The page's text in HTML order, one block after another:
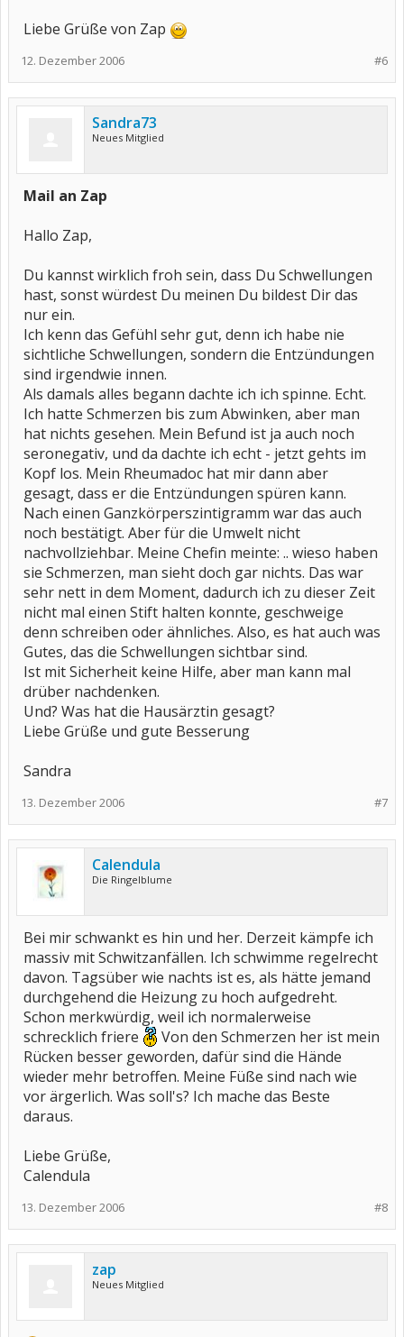
Liebe Grüße von Zap
#6
12. Dezember 2006
Sandra73
Neues Mitglied
Mail an Zap
Hallo Zap,
Du kannst wirklich froh sein, dass Du Schwellungen
hast, sonst würdest Du meinen Du bildest Dir das
nur ein.
Ich kenn das Gefühl sehr gut, denn ich habe nie
sichtliche Schwellungen, sondern die Entzündungen
sind irgendwie innen.
Als damals alles begann dachte ich ich spinne. Echt.
Ich hatte Schmerzen bis zum Abwinken, aber man
hat nichts gesehen. Mein Befund ist ja auch noch
seronegativ, und da dachte ich echt - jetzt gehts im
Kopf los. Mein Rheumadoc hat mir dann aber
gesagt, dass er die Entzündungen spüren kann.
Nach einen Ganzkörperszintigramm war das auch
noch bestätigt. Aber für die Umwelt nicht
nachvollziehbar. Meine Chefin meinte: .. wieso haben
sie Schmerzen, man sieht doch gar nichts. Das war
sehr nett in dem Moment, dadurch ich zu dieser Zeit
nicht mal einen Stift halten konnte, geschweige
denn schreiben oder ähnliches. Also, es hat auch was
Gutes, das die Schwellungen sichtbar sind.
Ist mit Sicherheit keine Hilfe, aber man kann mal
drüber nachdenken.
Und? Was hat die Hausärztin gesagt?
Liebe Grüße und gute Besserung
Sandra
#7
13. Dezember 2006
Calendula
Die Ringelblume
Bei mir schwankt es hin und her. Derzeit kämpfe ich
massiv mit Schwitzanfällen. Ich schwimme regelrecht
davon. Tagsüber wie nachts ist es, als hätte jemand
durchgehend die Heizung zu hoch aufgedreht.
Schon merkwürdig, weil ich normalerweise
schrecklich friere
Von den Schmerzen her ist mein
Rücken besser geworden, dafür sind die Hände
wieder mehr betroffen. Meine Füße sind nach wie
vor ärgerlich. Was soll's? Ich mache das Beste
daraus.
Liebe Grüße,
Calendula
#8
13. Dezember 2006
zap
Neues Mitglied